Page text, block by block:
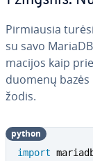
Pir­miau­sia
su savo
ma­ci­jos kaip
duomenų
žo­dis.
import
python